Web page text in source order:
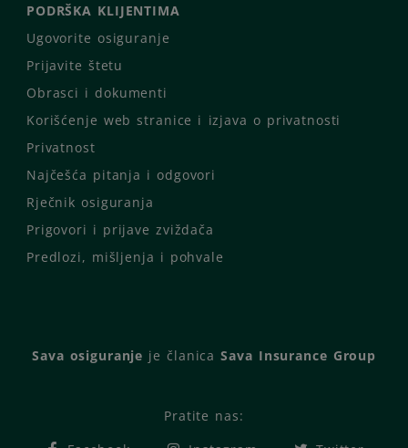
PODRŠKA KLIJENTIMA
Ugovorite osiguranje
Prijavite štetu
Obrasci i dokumenti
Korišćenje web stranice i izjava o privatnosti
Privatnost
Najčešća pitanja i odgovori
Rječnik osiguranja
Prigovori i prijave zviždača
Predlozi, mišljenja i pohvale
Sava osiguranje je članicaSava Insurance Group
Pratite nas: